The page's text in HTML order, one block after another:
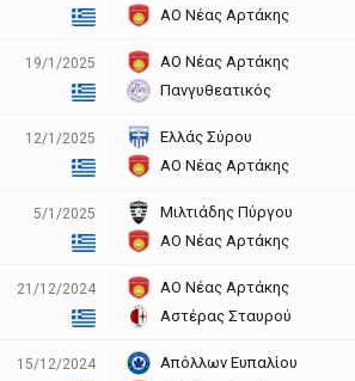
ΑΟ Νέας Αρτάκης
19/1/2025
ΑΟ Νέας Αρτάκης
Πανγυθεατικός
12/1/2025
Ελλάς Σύρου
ΑΟ Νέας Αρτάκης
5/1/2025
Μιλτιάδης Πύργου
ΑΟ Νέας Αρτάκης
21/12/2024
ΑΟ Νέας Αρτάκης
Αστέρας Σταυρού
15/12/2024
Απόλλων Ευπαλίου